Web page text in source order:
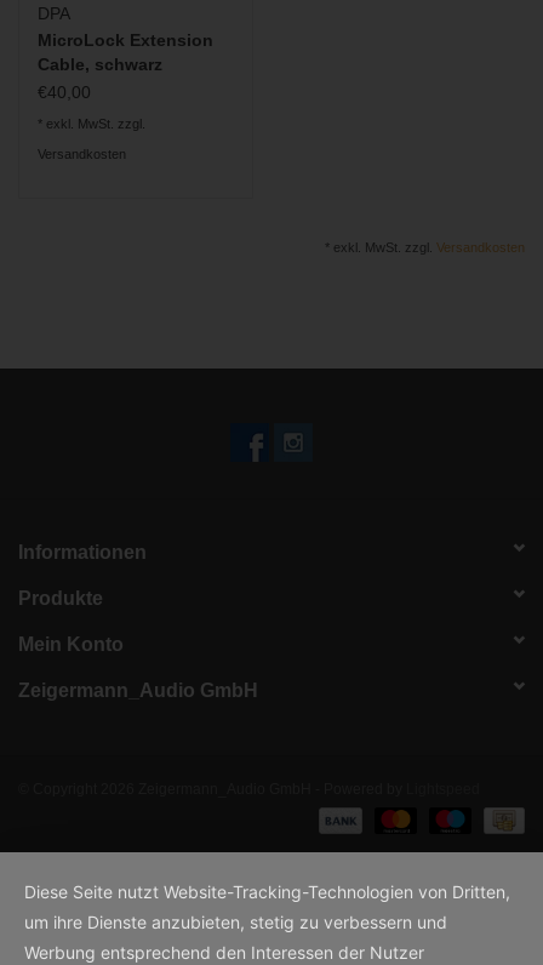
DPA
MicroLock Extension
Cable, schwarz
€40,00
* exkl. MwSt. zzgl.
Versandkosten
* exkl. MwSt. zzgl. Versandkosten
Informationen
Produkte
Mein Konto
Zeigermann_Audio GmbH
Diese Seite nutzt Website-Tracking-Technologien von Dritten,
um ihre Dienste anzubieten, stetig zu verbessern und
Werbung entsprechend den Interessen der Nutzer